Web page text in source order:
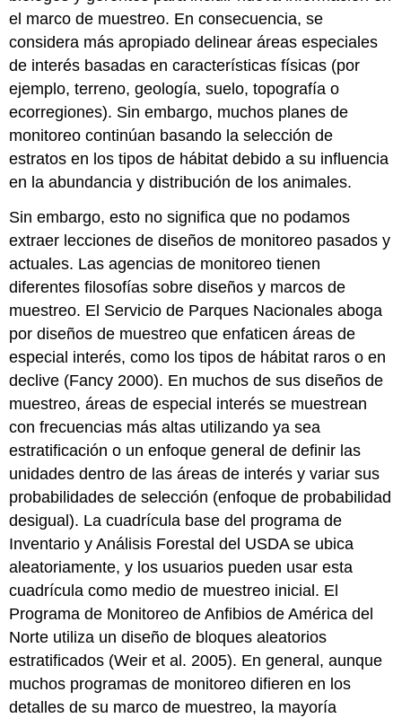
el marco de muestreo. En consecuencia, se
considera más apropiado delinear áreas especiales
de interés basadas en características físicas (por
ejemplo, terreno, geología, suelo, topografía o
ecorregiones). Sin embargo, muchos planes de
monitoreo continúan basando la selección de
estratos en los tipos de hábitat debido a su influencia
en la abundancia y distribución de los animales.
Sin embargo, esto no significa que no podamos
extraer lecciones de diseños de monitoreo pasados y
actuales. Las agencias de monitoreo tienen
diferentes filosofías sobre diseños y marcos de
muestreo. El Servicio de Parques Nacionales aboga
por diseños de muestreo que enfaticen áreas de
especial interés, como los tipos de hábitat raros o en
declive (Fancy 2000). En muchos de sus diseños de
muestreo, áreas de especial interés se muestrean
con frecuencias más altas utilizando ya sea
estratificación o un enfoque general de definir las
unidades dentro de las áreas de interés y variar sus
probabilidades de selección (enfoque de probabilidad
desigual). La cuadrícula base del programa de
Inventario y Análisis Forestal del USDA se ubica
aleatoriamente, y los usuarios pueden usar esta
cuadrícula como medio de muestreo inicial. El
Programa de Monitoreo de Anfibios de América del
Norte utiliza un diseño de bloques aleatorios
estratificados (Weir et al. 2005). En general, aunque
muchos programas de monitoreo difieren en los
detalles de su marco de muestreo, la mayoría